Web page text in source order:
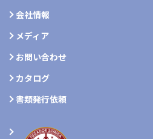
会社情報
メディア
お問い合わせ
カタログ
書類発行依頼